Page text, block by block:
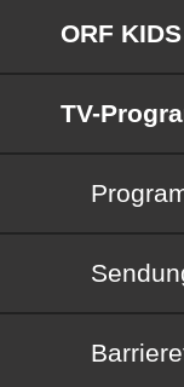
ORF KIDS
TV-